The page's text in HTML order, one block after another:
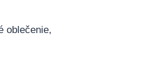
oblečenie,